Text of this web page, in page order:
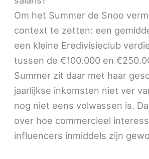
Om het Summer de Snoo
context te zetten: een
een kleine Eredivisieclub
tussen de €100.000 en
Summer zit daar met haar
jaarlijkse inkomsten niet ver
nog niet eens volwassen is.
over hoe commercieel
influencers inmiddels zijn